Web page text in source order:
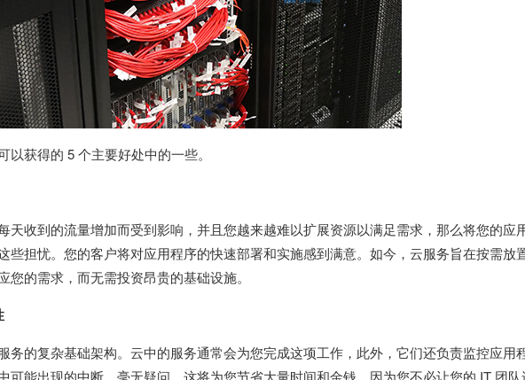
获得的 5 个主要好处中的一些。
天收到的流量增加而受到影响，并且您越来越难以扩展资源以满足需求，那么将您的应
些担忧。您的客户将对应用程序的快速部署和实施感到满意。如今，云服务旨在按需放
的需求，而无需投资昂贵的基础设施。
务的复杂基础架构。云中的服务通常会为您完成这项工作，此外，它们还负责监控应用